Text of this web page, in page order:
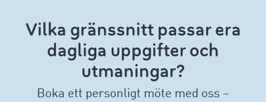
Vilka gränssnitt passar era
dagliga uppgifter och
utmaningar?
Boka ett personligt möte med oss –